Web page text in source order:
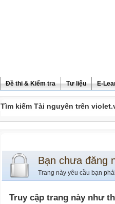
Đề thi & Kiểm tra Tư liệu E-
Tìm kiếm Tài nguyên trên
Bạn chưa đăng
Trang này yêu cầu bạn
Truy cập trang này như